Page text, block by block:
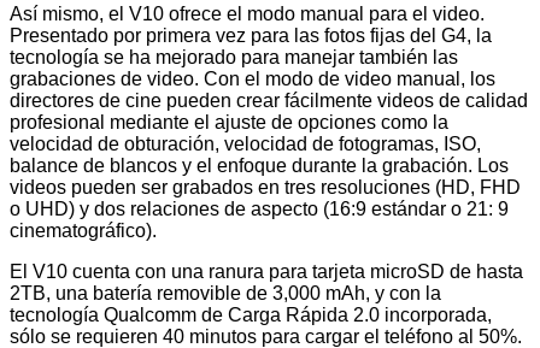
Así mismo, el V10 ofrece el modo manual para el video.
Presentado por primera vez para las fotos fijas del G4, la
tecnología se ha mejorado para manejar también las
grabaciones de video. Con el modo de video manual, los
directores de cine pueden crear fácilmente videos de calidad
profesional mediante el ajuste de opciones como la
velocidad de obturación, velocidad de fotogramas, ISO,
balance de blancos y el enfoque durante la grabación. Los
videos pueden ser grabados en tres resoluciones (HD, FHD
o UHD) y dos relaciones de aspecto (16:9 estándar o 21: 9
cinematográfico).
El V10 cuenta con una ranura para tarjeta microSD de hasta
2TB, una batería removible de 3,000 mAh, y con la
tecnología Qualcomm de Carga Rápida 2.0 incorporada,
sólo se requieren 40 minutos para cargar el teléfono al 50%.